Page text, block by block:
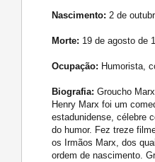
Nascimento: 2 de
Morte: 19 de agosto de
Ocupação: Humorista,
Biografia: Groucho
Henry Marx foi um
estadunidense, célebre
do humor. Fez treze
os Irmãos Marx, dos
ordem de nascimento.